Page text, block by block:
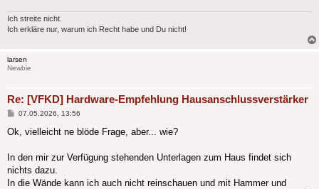
Ich streite nicht.
Ich erkläre nur, warum ich Recht habe und Du nicht!
larsen
Newbie
Re: [VFKD] Hardware-Empfehlung Hausanschlussverstärker
Beitrag
07.05.2026, 13:56
Ok, vielleicht ne blöde Frage, aber... wie?
In den mir zur Verfügung stehenden Unterlagen zum Haus findet sich
nichts dazu.
In die Wände kann ich auch nicht reinschauen und mit Hammer und